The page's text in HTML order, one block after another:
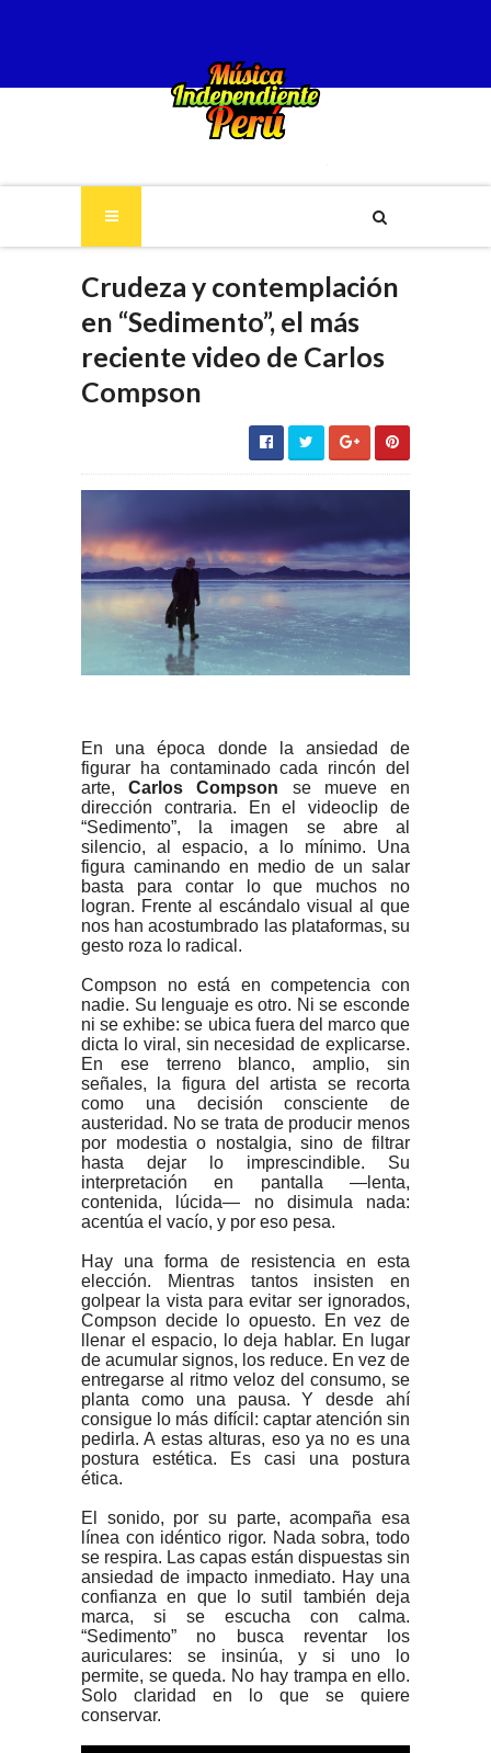
Crudeza y contemplación
en “Sedimento”, el más
reciente video de Carlos
Compson
En una época donde la ansiedad de
figurar ha contaminado cada rincón del
arte,Carlos Compson se mueve en
dirección contraria. En el videoclip de
“Sedimento”, la imagen se abre al
silencio, al espacio, a lo mínimo. Una
figura caminando en medio de un salar
basta para contar lo que muchos no
logran. Frente al escándalo visual al que
nos han acostumbrado las plataformas, su
gesto roza lo radical.
Compson no está en competencia con
nadie. Su lenguaje es otro. Ni se esconde
ni se exhibe: se ubica fuera del marco que
dicta lo viral, sin necesidad de explicarse.
En ese terreno blanco, amplio, sin
señales, la figura del artista se recorta
como una decisión consciente de
austeridad. No se trata de producir menos
por modestia o nostalgia, sino de filtrar
hasta dejar lo imprescindible. Su
interpretación en pantalla —lenta,
contenida, lúcida— no disimula nada:
acentúa el vacío, y por eso pesa.
Hay una forma de resistencia en esta
elección. Mientras tantos insisten en
golpear la vista para evitar ser ignorados,
Compson decide lo opuesto. En vez de
llenar el espacio, lo deja hablar. En lugar
de acumular signos, los reduce. En vez de
entregarse al ritmo veloz del consumo, se
planta como una pausa. Y desde ahí
consigue lo más difícil: captar atención sin
pedirla. A estas alturas, eso ya no es una
postura estética. Es casi una postura
ética.
El sonido, por su parte, acompaña esa
línea con idéntico rigor. Nada sobra, todo
se respira. Las capas están dispuestas sin
ansiedad de impacto inmediato. Hay una
confianza en que lo sutil también deja
marca, si se escucha con calma.
“Sedimento” no busca reventar los
auriculares: se insinúa, y si uno lo
permite, se queda. No hay trampa en ello.
Solo claridad en lo que se quiere
conservar.